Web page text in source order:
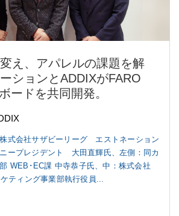
え、アパレルの課題を解
ションとADDIXがFARO
ードを共同開発。
式会社サザビーリーグ エストネーション
ープレジデント 大田直輝氏、左側：同カ
WEB･EC課 中寺恭子氏、中：株式会社
ティング事業部執行役員...